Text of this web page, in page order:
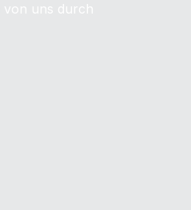
von uns durch